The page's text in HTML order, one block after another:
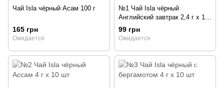
Чай Isla чёрный Асам 100 г
165 грн
Ожидается
№1 Чай Isla чёрный
Английский завтрак 2,4 г х 10
шт
99 грн
Ожидается